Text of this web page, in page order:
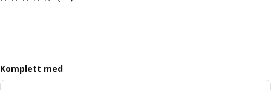
Komplett med